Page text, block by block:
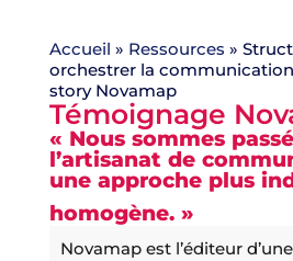
Accueil » Ressources »
orchestrer la communication
story Novamap
Témoignage
« Nous sommes
l’artisanat de
une approche plus
homogène. »
Novamap est l’éditeur